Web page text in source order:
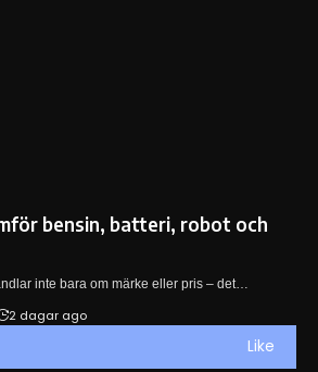
bensin, batteri, robot och
inte bara om märke eller pris – det…
2 dagar ago
Like